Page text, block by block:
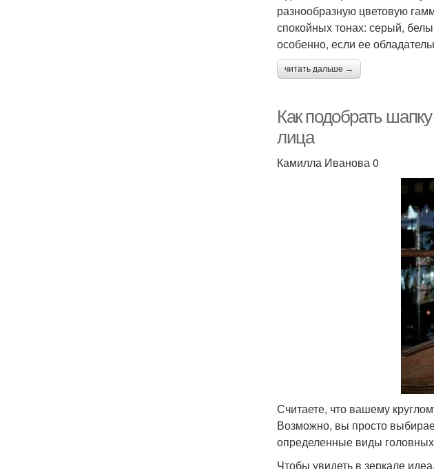
разнообразную цветовую
спокойных тонах: серый,
особенно, если ее
читать дальше →
Как подобрать
лица
Камилла Иванова 0
Считаете, что вашему
Возможно, вы просто
определенные виды
Чтобы увидеть в зеркале